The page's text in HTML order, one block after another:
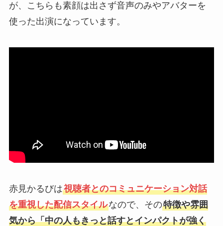
が、こちらも素顔は出さず音声のみやアバターを
使った出演になっています。
赤見かるびは視聴者とのコミュニケーション対話
を重視した配信スタイルなので、その特徴や雰囲
気から「中の人もきっと話すとインパクトが強く